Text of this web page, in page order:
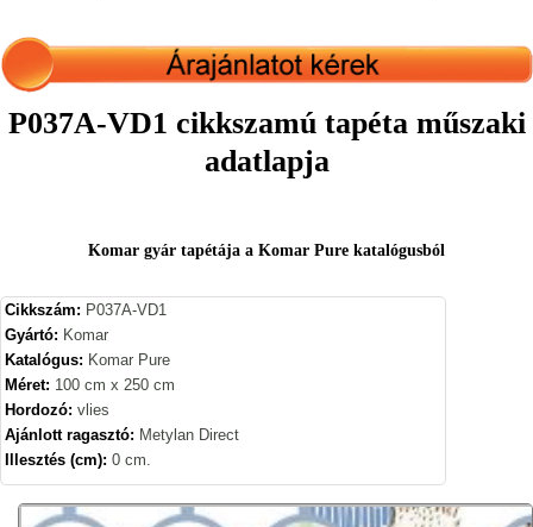
P037A-VD1 cikkszamú tapéta műszaki
adatlapja
Komar gyár tapétája a Komar Pure katalógusból
Cikkszám: P037A-VD1
Gyártó: Komar
Katalógus: Komar Pure
Méret: 100 cm x 250 cm
Hordozó: vlies
Ajánlott ragasztó: Metylan Direct
Illesztés (cm): 0 cm.